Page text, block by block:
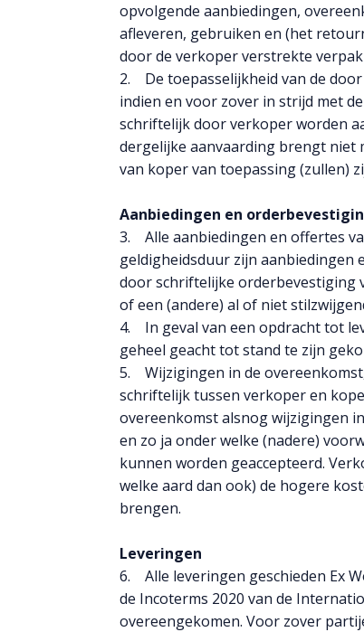
opvolgende aanbiedingen,
afleveren, gebruiken en (het
door de verkoper verstrekte
2. De toepasselijkheid van de
indien en voor zover in strijd met
schriftelijk door verkoper worden
dergelijke aanvaarding brengt niet
van koper van toepassing (zullen)
Aanbiedingen en
3. Alle aanbiedingen en offertes
geldigheidsduur zijn aanbiedingen
door schriftelijke orderbevestiging
of een (andere) al of niet
4. In geval van een opdracht tot
geheel geacht tot stand te zijn
5. Wijzigingen in de
schriftelijk tussen verkoper en
overeenkomst alsnog wijzigingen
en zo ja onder welke (nadere)
kunnen worden geaccepteerd.
welke aard dan ook) de hogere
brengen.
Leveringen
6. Alle leveringen geschieden Ex
de Incoterms 2020 van de
overeengekomen. Voor zover